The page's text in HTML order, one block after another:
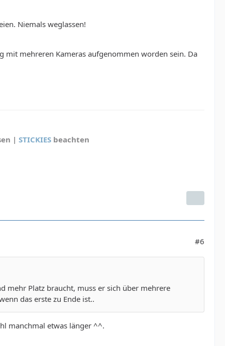
Niemals weglassen!
mit mehreren Kameras aufgenommen worden sein. Da
| STICKIES beachten
#6
mehr Platz braucht, muss er sich über mehrere
das erste zu Ende ist..
manchmal etwas länger ^^.